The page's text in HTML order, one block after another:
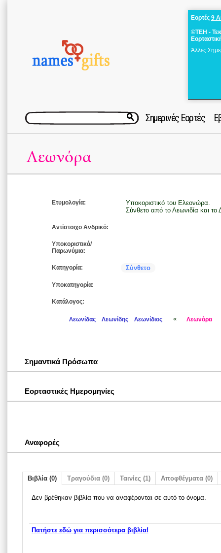
Εορτές 9
©ΤΕΗ -
Άλλες
Σημερινές Εορτές
Λεωνόρα
Ετυμολογία:
Υποκοριστικό του Ελεονώρα.
Σύνθετο από το Λεωνιδία και το
Αντίστοιχο Ανδρικό:
Υποκοριστικά/
Παρωνύμια:
Κατηγορία: Σύνθετο
Υποκατηγορία:
Κατάλογος:
Λεωνίδας Λεωνίδης Λεωνίδιος « Λεωνόρα
Σημαντικά Πρόσωπα
Εορταστικές Ημερομηνίες
Αναφορές
Βιβλία (0) Τραγούδια (0) Ταινίες (1) Αποφθέγματα (0)
Δεν βρέθηκαν βιβλία που να αναφέρονται σε αυτό το όνομα.
Πατήστε εδώ για περισσότερα βιβλία!